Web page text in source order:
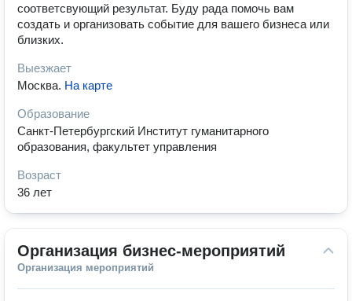
соответсвующий результат. Буду рада помочь вам
создать и организовать событие для вашего бизнеса или
близких.
Выезжает
Москва. На карте
Образование
Санкт-Петербургский Институт гуманитарного
образования, факультет управления
Возраст
36 лет
Организация бизнес-мероприятий
Организация мероприятий